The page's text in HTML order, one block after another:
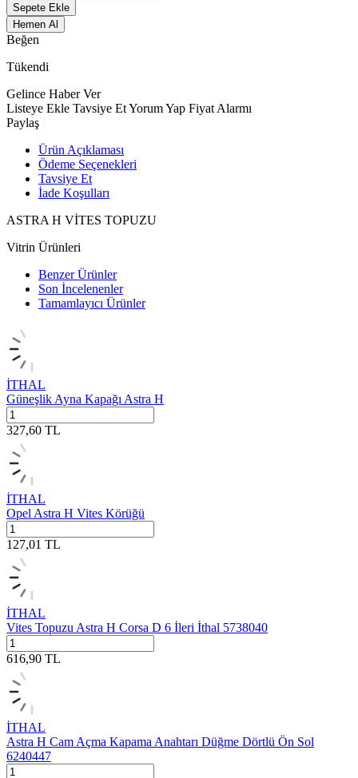
Sepete Ekle
Hemen Al
Beğen
Tükendi
Gelince Haber Ver
Listeye Ekle Tavsiye EtYorum Yap Fiyat Alarmı
Paylaş
Ürün Açıklaması
Ödeme Seçenekleri
Tavsiye Et
İade Koşulları
ASTRA H VİTES TOPUZU
Vitrin Ürünleri
Benzer Ürünler
Son İncelenenler
Tamamlayıcı Ürünler
İTHAL
Güneşlik Ayna Kapağı Astra H
327,60 TL
İTHAL
Opel Astra H Vites Körüğü
127,01 TL
İTHAL
Vites Topuzu Astra H Corsa D 6 İleri İthal 5738040
616,90 TL
İTHAL
Astra H Cam Açma Kapama Anahtarı Düğme Dörtlü Ön Sol
6240447